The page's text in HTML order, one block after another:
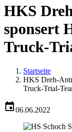
HKS
sponsert
Truck-
Startseite
HKS Dreh-
Truck-Trial-
06.06.2022